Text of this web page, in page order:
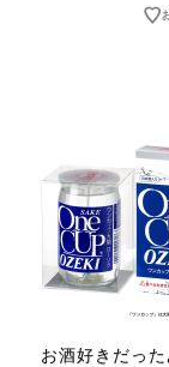
お酒好きだっ